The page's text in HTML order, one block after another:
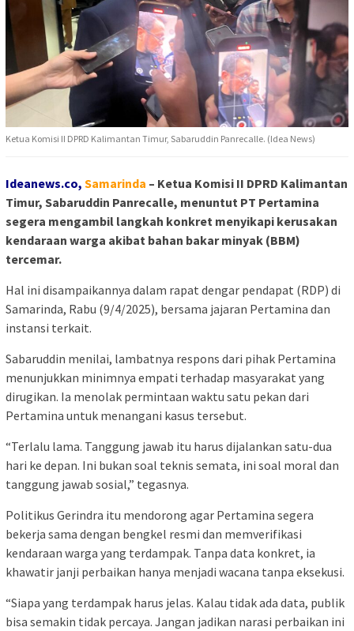
Ketua Komisi II DPRD Kalimantan Timur, Sabaruddin Panrecalle. (Idea News)
Ideanews.co, Samarinda – Ketua Komisi II DPRD Kalimantan
Timur, Sabaruddin Panrecalle, menuntut PT Pertamina
segera mengambil langkah konkret menyikapi kerusakan
kendaraan warga akibat bahan bakar minyak (BBM)
tercemar.
Hal ini disampaikannya dalam rapat dengar pendapat (RDP) di
Samarinda, Rabu (9/4/2025), bersama jajaran Pertamina dan
instansi terkait.
Sabaruddin menilai, lambatnya respons dari pihak Pertamina
menunjukkan minimnya empati terhadap masyarakat yang
dirugikan. Ia menolak permintaan waktu satu pekan dari
Pertamina untuk menangani kasus tersebut.
“Terlalu lama. Tanggung jawab itu harus dijalankan satu-dua
hari ke depan. Ini bukan soal teknis semata, ini soal moral dan
tanggung jawab sosial,” tegasnya.
Politikus Gerindra itu mendorong agar Pertamina segera
bekerja sama dengan bengkel resmi dan memverifikasi
kendaraan warga yang terdampak. Tanpa data konkret, ia
khawatir janji perbaikan hanya menjadi wacana tanpa eksekusi.
“Siapa yang terdampak harus jelas. Kalau tidak ada data, publik
bisa semakin tidak percaya. Jangan jadikan narasi perbaikan ini